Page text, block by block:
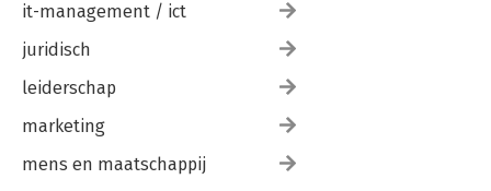
it-management / ict
juridisch
leiderschap
marketing
mens en maatschappij